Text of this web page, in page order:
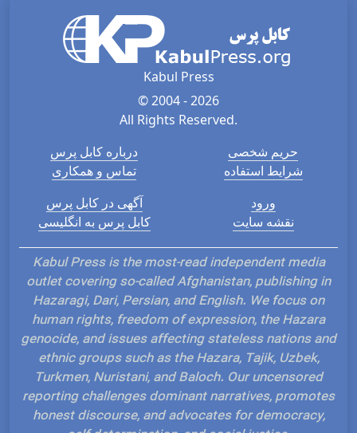
Kabul Press
© 2004 - 2026
All Rights Reserved.
درباره کابل پرس
تماس و همکاری
حریم شخصی
شرایط استفاده
آگهی در کابل پرس
کابل پرس به انگلیسی
ورود
نقشه سایت
Kabul Press is the most-read independent media
outlet covering so-called Afghanistan, publishing in
Hazaragi, Dari, Persian, and English. We focus on
human rights, freedom of expression, the Hazara
genocide, and issues affecting stateless nations and
ethnic groups such as the Hazara, Tajik, Uzbek,
Turkmen, Nuristani, and Baloch. Our uncensored
reporting challenges dominant narratives, promotes
honest discourse, and advocates for democracy,